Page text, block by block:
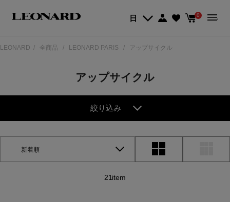
日 0
LEONARD 全商品 LEONARD PARIS アップサイクル
アップサイクル
絞り込み
新着順
21item